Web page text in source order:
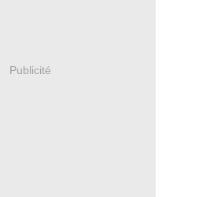
Publicité